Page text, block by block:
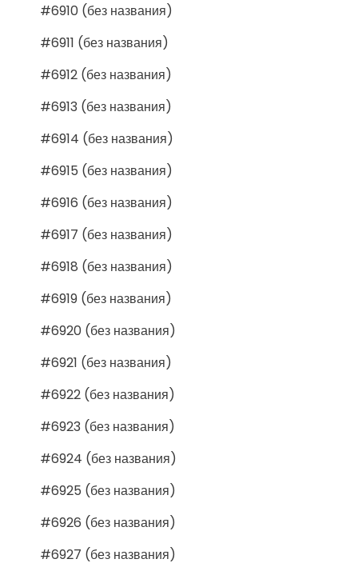
#6910 (без названия)
#6911 (без названия)
#6912 (без названия)
#6913 (без названия)
#6914 (без названия)
#6915 (без названия)
#6916 (без названия)
#6917 (без названия)
#6918 (без названия)
#6919 (без названия)
#6920 (без названия)
#6921 (без названия)
#6922 (без названия)
#6923 (без названия)
#6924 (без названия)
#6925 (без названия)
#6926 (без названия)
#6927 (без названия)